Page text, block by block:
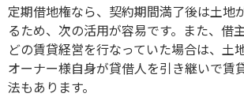
定期借地権なら、契約期間満了後は土地
るため、次の活用が容易です。また、借
どの賃貸経営を行なっていた場合は、土
オーナー様自身が貸借人を引き継いで賃
法もあります。